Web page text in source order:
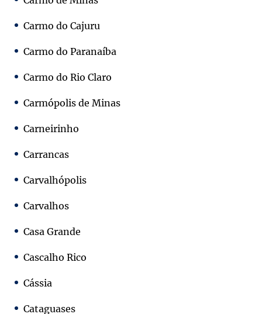
Carmo do Cajuru
Carmo do Paranaíba
Carmo do Rio Claro
Carmópolis de Minas
Carneirinho
Carrancas
Carvalhópolis
Carvalhos
Casa Grande
Cascalho Rico
Cássia
Cataguases